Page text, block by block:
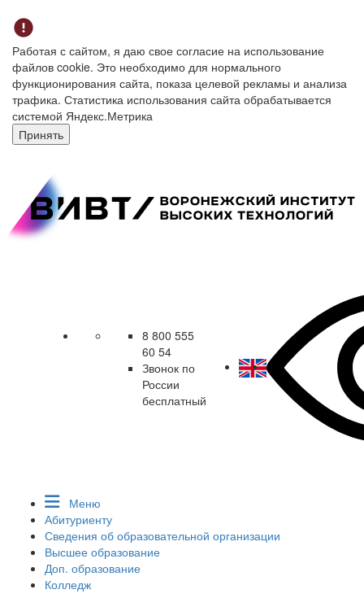
Работая с сайтом, я даю свое согласие на использование
файлов cookie. Это необходимо для нормального
функционирования сайта, показа целевой рекламы и анализа
трафика. Статистика использования сайта обрабатывается
системой Яндекс.Метрика
Принять
8 800 555
60 54
Звонок по
России
бесплатный
Меню
Абитуриенту
Сведения об образовательной организации
Высшее образование
Доп. образование
Колледж